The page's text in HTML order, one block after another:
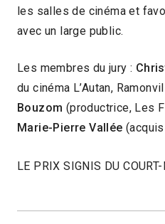
les salles de cinéma et
avec un large public.
Les membres du jury :
du cinéma L’Autan,
Bouzom (productrice, Les
Marie-Pierre Vallée
LE PRIX SIGNIS DU